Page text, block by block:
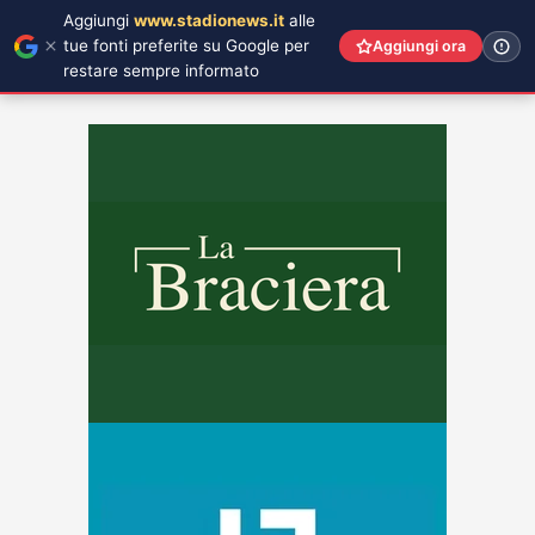
Aggiungi www.stadionews.it alle
tue fonti preferite su Google per
restare sempre informato
Aggiungi ora